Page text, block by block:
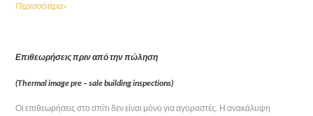
Περισσότερα»
Επιθεωρήσεις πριν από την πώληση
(Thermal image pre – sale building inspections)
Οι επιθεωρήσεις στο σπίτι δεν είναι μόνο για αγοραστές. Η ανακάλυψη